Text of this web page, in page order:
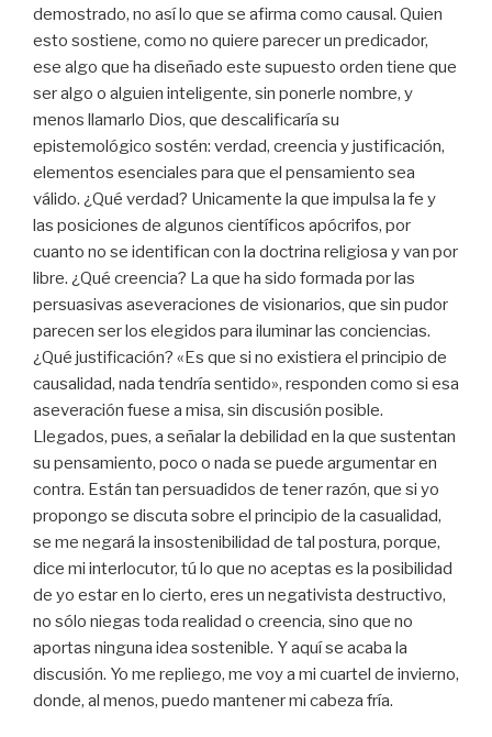
demostrado, no así lo que se afirma como causal. Quien
esto sostiene, como no quiere parecer un predicador,
ese algo que ha diseñado este supuesto orden tiene que
ser algo o alguien inteligente, sin ponerle nombre, y
menos llamarlo Dios, que descalificaría su
epistemológico sostén: verdad, creencia y justificación,
elementos esenciales para que el pensamiento sea
válido. ¿Qué verdad? Unicamente la que impulsa la fe y
las posiciones de algunos científicos apócrifos, por
cuanto no se identifican con la doctrina religiosa y van por
libre. ¿Qué creencia? La que ha sido formada por las
persuasivas aseveraciones de visionarios, que sin pudor
parecen ser los elegidos para iluminar las conciencias.
¿Qué justificación? «Es que si no existiera el principio de
causalidad, nada tendría sentido», responden como si esa
aseveración fuese a misa, sin discusión posible.
Llegados, pues, a señalar la debilidad en la que sustentan
su pensamiento, poco o nada se puede argumentar en
contra. Están tan persuadidos de tener razón, que si yo
propongo se discuta sobre el principio de la casualidad,
se me negará la insostenibilidad de tal postura, porque,
dice mi interlocutor, tú lo que no aceptas es la posibilidad
de yo estar en lo cierto, eres un negativista destructivo,
no sólo niegas toda realidad o creencia, sino que no
aportas ninguna idea sostenible. Y aquí se acaba la
discusión. Yo me repliego, me voy a mi cuartel de invierno,
donde, al menos, puedo mantener mi cabeza fría.